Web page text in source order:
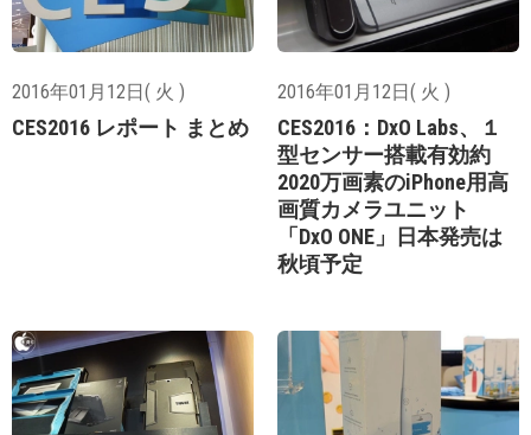
2016年01月12日( 火 )
CES2016 レポート まとめ
2016年01月12日( 火 )
CES2016：DxO Labs、１
型センサー搭載有効約
2020万画素のiPhone用高
画質カメラユニット
「DxO ONE」日本発売は
秋頃予定